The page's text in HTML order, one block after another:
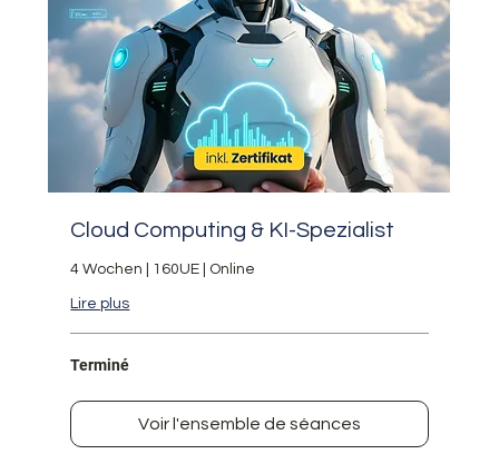
Cloud Computing & KI-Spezialist
4 Wochen | 160UE | Online
Lire plus
Terminé
Voir l'ensemble de séances